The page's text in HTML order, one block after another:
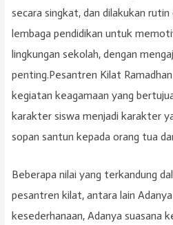
secara singkat, dan dilakukan rutin
lembaga pendidikan untuk
lingkungan sekolah, dengan
penting.Pesantren Kilat
kegiatan keagamaan yang
karakter siswa menjadi karakter
sopan santun kepada orang tua
Beberapa nilai yang terkandung
pesantren kilat, antara lain
kesederhanaan, Adanya suasana